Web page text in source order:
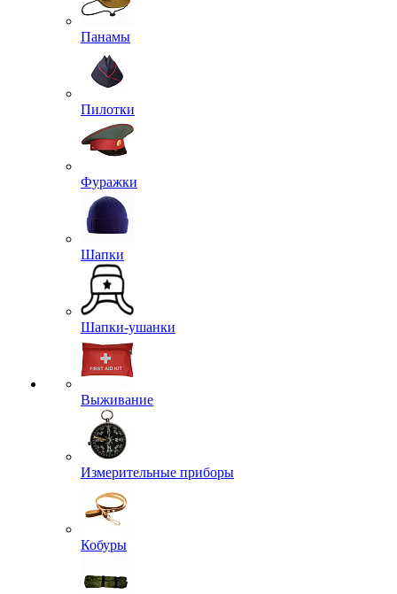
Панамы
Пилотки
Фуражки
Шапки
Шапки-ушанки
Выживание
Измерительные приборы
Кобуры